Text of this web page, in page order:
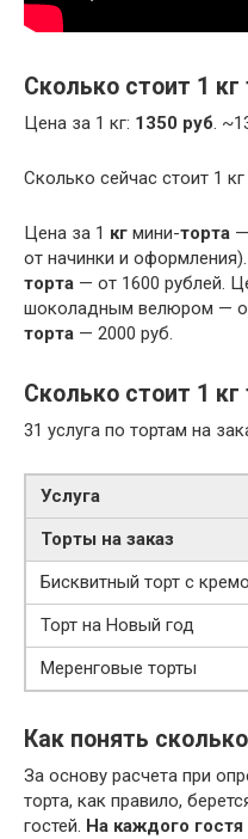
Сколько стоит 1
Цена за 1 кг: 1350 руб.
Сколько сейчас стоит 1
Цена за 1 кг мини-торта
от начинки и
торта — от 1600 рублей.
шоколадным велюром —
торта — 2000 руб.
Сколько стоит 1 кг
31 услуга по тортам на
Услуга
Торты на заказ
Бисквитный торт с
Торт на Новый год
Меренговые торты
Как понять
За основу расчета при
торта, как правило,
гостей. На каждого